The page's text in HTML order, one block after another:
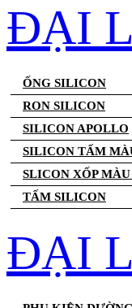
ĐẠI
ỐNG SILICON
RON SILICON
SILICON APOLLO
SILICON TẤM
SLICON XỐP
TẤM SILICON
ĐẠI